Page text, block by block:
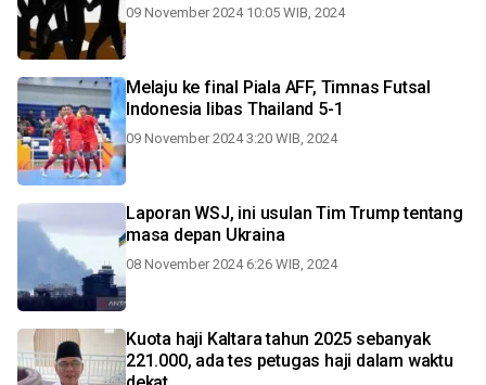
09 November 2024 10:05 WIB, 2024
Melaju ke final Piala AFF, Timnas Futsal
Indonesia libas Thailand 5-1
09 November 2024 3:20 WIB, 2024
Laporan WSJ, ini usulan Tim Trump tentang
masa depan Ukraina
08 November 2024 6:26 WIB, 2024
Kuota haji Kaltara tahun 2025 sebanyak
221.000, ada tes petugas haji dalam waktu